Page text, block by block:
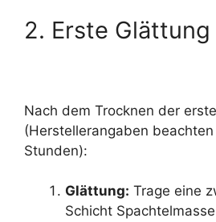
2. Erste
Nach dem Trocknen der
(Herstellerangaben
Stunden):
Glättung: Trage eine
Schicht